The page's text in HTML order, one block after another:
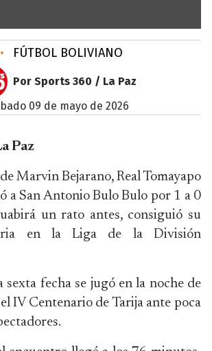
• FÚTBOL BOLIVIANO
Por Sports 360 / La Paz
09 de mayo de 2026
Paz
Marvin Bejarano, Real Tomayapo
a San Antonio Bulo Bulo por 1 a 0
un rato antes, consiguió su
en la Liga de la División
fecha se jugó en la noche de
IV Centenario de Tarija ante poca